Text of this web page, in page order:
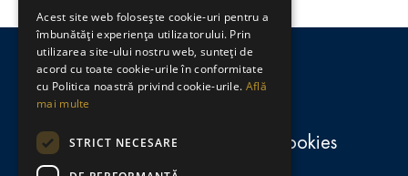
Regulamente
consumă-responsabil.ro
Politica de confidențialitate și cookies
Acest site web folosește cookie-uri pentru a
îmbunătăți experiența utilizatorului. Prin
utilizarea site-ului nostru web, sunteți de
acord cu toate cookie-urile în conformitate
cu Politica noastră privind cookie-urile. Află
mai multe
STRICT NECESARE